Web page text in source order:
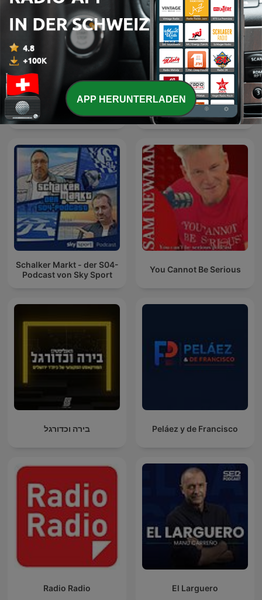
Det Hvide Snit - en
podcast om AGF
VREAU SĂ ȘTIU
Schalker Markt - der S04-
Podcast von Sky Sport
You Cannot Be Serious
בירה וכדורגל Peláez y de Francisco
Radio Radio El Larguero
APP HERUNTERLADEN